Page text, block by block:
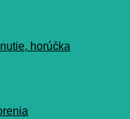
horúčka